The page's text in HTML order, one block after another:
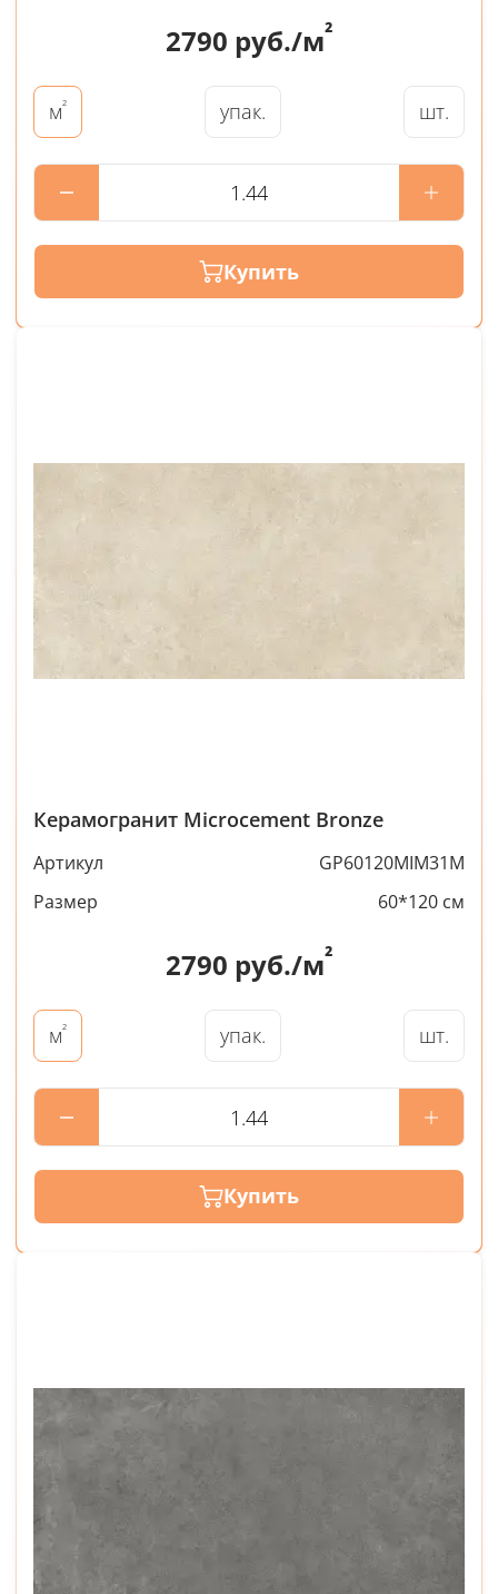
2790 руб./м²
м² упак. шт.
Купить
Керамогранит Microcement Bronze
Артикул
GP60120MIM31M
Размер
60*120 см
2790 руб./м²
м² упак. шт.
Купить